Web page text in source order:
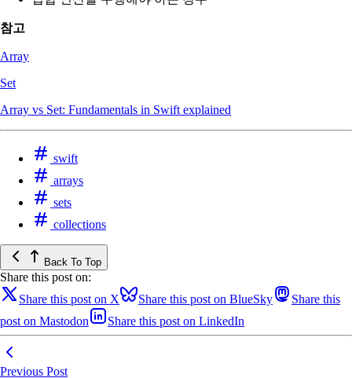
참고
Array
Set
Array vs Set: Fundamentals in Swift explained
swift
arrays
sets
collections
Back To Top
Share this post on:
Share this post on X
Share this post on BlueSky
Share this
post on Mastodon
Share this post on LinkedIn
Previous Post